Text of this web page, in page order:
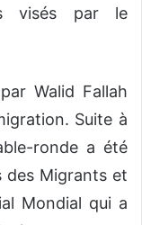
visés par le
Walid Fallah
Suite à
ronde a été
des Migrants et
Mondial qui a